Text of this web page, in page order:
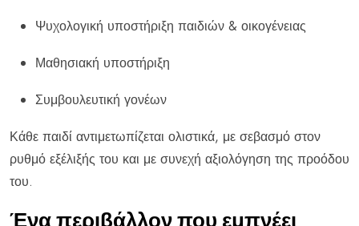
Ψυχολογική υποστήριξη παιδιών & οικογένειας
Μαθησιακή υποστήριξη
Συμβουλευτική γονέων
Κάθε παιδί αντιμετωπίζεται ολιστικά, με σεβασμό στον
ρυθμό εξέλιξής του και με συνεχή αξιολόγηση της προόδου
του.
Ένα περιβάλλον που εμπνέει